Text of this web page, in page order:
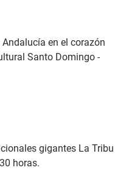
en el corazón
Santo Domingo -
gigantes La Tribu
horas.